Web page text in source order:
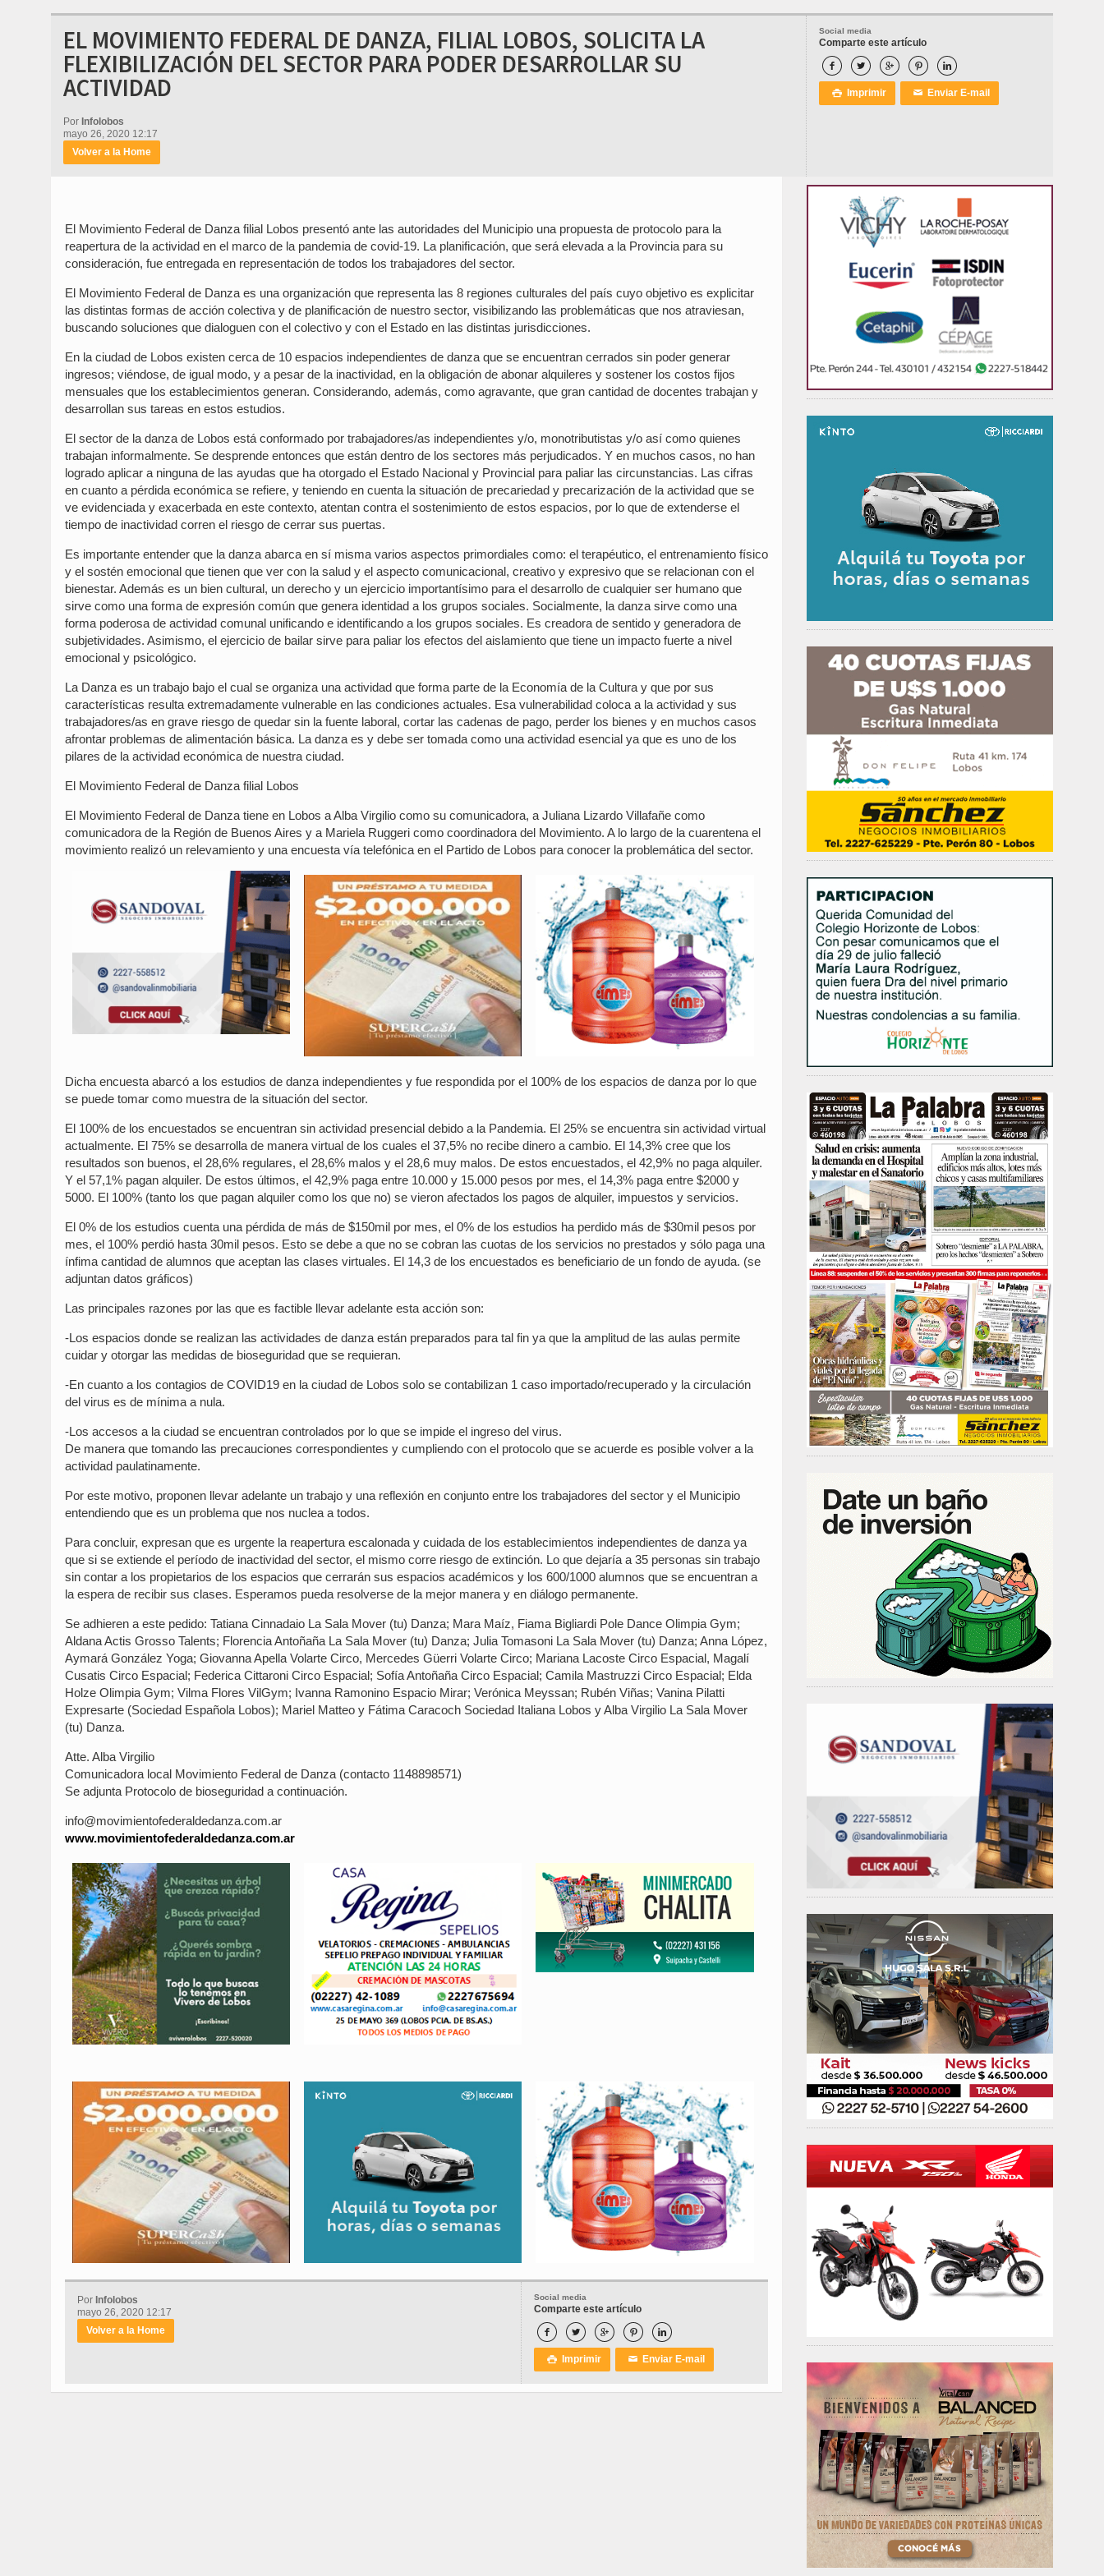
Social media
Comparte este artículo
    
 Imprimir ✉ Enviar E-mail
EL MOVIMIENTO FEDERAL DE DANZA, FILIAL LOBOS, SOLICITA LA
FLEXIBILIZACIÓN DEL SECTOR PARA PODER DESARROLLAR SU
ACTIVIDAD
Por Infolobos
mayo 26, 2020 12:17
Volver a la Home
El Movimiento Federal de Danza filial Lobos presentó ante las autoridades del Municipio una propuesta de protocolo para la
reapertura de la actividad en el marco de la pandemia de covid-19. La planificación, que será elevada a la Provincia para su
consideración, fue entregada en representación de todos los trabajadores del sector.
El Movimiento Federal de Danza es una organización que representa las 8 regiones culturales del país cuyo objetivo es explicitar
las distintas formas de acción colectiva y de planificación de nuestro sector, visibilizando las problemáticas que nos atraviesan,
buscando soluciones que dialoguen con el colectivo y con el Estado en las distintas jurisdicciones.
En la ciudad de Lobos existen cerca de 10 espacios independientes de danza que se encuentran cerrados sin poder generar
ingresos; viéndose, de igual modo, y a pesar de la inactividad, en la obligación de abonar alquileres y sostener los costos fijos
mensuales que los establecimientos generan. Considerando, además, como agravante, que gran cantidad de docentes trabajan y
desarrollan sus tareas en estos estudios.
El sector de la danza de Lobos está conformado por trabajadores/as independientes y/o, monotributistas y/o así como quienes
trabajan informalmente. Se desprende entonces que están dentro de los sectores más perjudicados. Y en muchos casos, no han
logrado aplicar a ninguna de las ayudas que ha otorgado el Estado Nacional y Provincial para paliar las circunstancias. Las cifras
en cuanto a pérdida económica se refiere, y teniendo en cuenta la situación de precariedad y precarización de la actividad que se
ve evidenciada y exacerbada en este contexto, atentan contra el sostenimiento de estos espacios, por lo que de extenderse el
tiempo de inactividad corren el riesgo de cerrar sus puertas.
Es importante entender que la danza abarca en sí misma varios aspectos primordiales como: el terapéutico, el entrenamiento físico
y el sostén emocional que tienen que ver con la salud y el aspecto comunicacional, creativo y expresivo que se relacionan con el
bienestar. Además es un bien cultural, un derecho y un ejercicio importantísimo para el desarrollo de cualquier ser humano que
sirve como una forma de expresión común que genera identidad a los grupos sociales. Socialmente, la danza sirve como una
forma poderosa de actividad comunal unificando e identificando a los grupos sociales. Es creadora de sentido y generadora de
subjetividades. Asimismo, el ejercicio de bailar sirve para paliar los efectos del aislamiento que tiene un impacto fuerte a nivel
emocional y psicológico.
La Danza es un trabajo bajo el cual se organiza una actividad que forma parte de la Economía de la Cultura y que por sus
características resulta extremadamente vulnerable en las condiciones actuales. Esa vulnerabilidad coloca a la actividad y sus
trabajadores/as en grave riesgo de quedar sin la fuente laboral, cortar las cadenas de pago, perder los bienes y en muchos casos
afrontar problemas de alimentación básica. La danza es y debe ser tomada como una actividad esencial ya que es uno de los
pilares de la actividad económica de nuestra ciudad.
El Movimiento Federal de Danza filial Lobos
El Movimiento Federal de Danza tiene en Lobos a Alba Virgilio como su comunicadora, a Juliana Lizardo Villafañe como
comunicadora de la Región de Buenos Aires y a Mariela Ruggeri como coordinadora del Movimiento. A lo largo de la cuarentena el
movimiento realizó un relevamiento y una encuesta vía telefónica en el Partido de Lobos para conocer la problemática del sector.
Dicha encuesta abarcó a los estudios de danza independientes y fue respondida por el 100% de los espacios de danza por lo que
se puede tomar como muestra de la situación del sector.
El 100% de los encuestados se encuentran sin actividad presencial debido a la Pandemia. El 25% se encuentra sin actividad virtual
actualmente. El 75% se desarrolla de manera virtual de los cuales el 37,5% no recibe dinero a cambio. El 14,3% cree que los
resultados son buenos, el 28,6% regulares, el 28,6% malos y el 28,6 muy malos. De estos encuestados, el 42,9% no paga alquiler.
Y el 57,1% pagan alquiler. De estos últimos, el 42,9% paga entre 10.000 y 15.000 pesos por mes, el 14,3% paga entre $2000 y
5000. El 100% (tanto los que pagan alquiler como los que no) se vieron afectados los pagos de alquiler, impuestos y servicios.
El 0% de los estudios cuenta una pérdida de más de $150mil por mes, el 0% de los estudios ha perdido más de $30mil pesos por
mes, el 100% perdió hasta 30mil pesos. Esto se debe a que no se cobran las cuotas de los servicios no prestados y sólo paga una
ínfima cantidad de alumnos que aceptan las clases virtuales. El 14,3 de los encuestados es beneficiario de un fondo de ayuda. (se
adjuntan datos gráficos)
Las principales razones por las que es factible llevar adelante esta acción son:
-Los espacios donde se realizan las actividades de danza están preparados para tal fin ya que la amplitud de las aulas permite
cuidar y otorgar las medidas de bioseguridad que se requieran.
-En cuanto a los contagios de COVID19 en la ciudad de Lobos solo se contabilizan 1 caso importado/recuperado y la circulación
del virus es de mínima a nula.
-Los accesos a la ciudad se encuentran controlados por lo que se impide el ingreso del virus.
De manera que tomando las precauciones correspondientes y cumpliendo con el protocolo que se acuerde es posible volver a la
actividad paulatinamente.
Por este motivo, proponen llevar adelante un trabajo y una reflexión en conjunto entre los trabajadores del sector y el Municipio
entendiendo que es un problema que nos nuclea a todos.
Para concluir, expresan que es urgente la reapertura escalonada y cuidada de los establecimientos independientes de danza ya
que si se extiende el período de inactividad del sector, el mismo corre riesgo de extinción. Lo que dejaría a 35 personas sin trabajo
sin contar a los propietarios de los espacios que cerrarán sus espacios académicos y los 600/1000 alumnos que se encuentran a
la espera de recibir sus clases. Esperamos pueda resolverse de la mejor manera y en diálogo permanente.
Se adhieren a este pedido: Tatiana Cinnadaio La Sala Mover (tu) Danza; Mara Maíz, Fiama Bigliardi Pole Dance Olimpia Gym;
Aldana Actis Grosso Talents; Florencia Antoñaña La Sala Mover (tu) Danza; Julia Tomasoni La Sala Mover (tu) Danza; Anna López,
Aymará González Yoga; Giovanna Apella Volarte Circo, Mercedes Güerri Volarte Circo; Mariana Lacoste Circo Espacial, Magalí
Cusatis Circo Espacial; Federica Cittaroni Circo Espacial; Sofía Antoñaña Circo Espacial; Camila Mastruzzi Circo Espacial; Elda
Holze Olimpia Gym; Vilma Flores VilGym; Ivanna Ramonino Espacio Mirar; Verónica Meyssan; Rubén Viñas; Vanina Pilatti
Expresarte (Sociedad Española Lobos); Mariel Matteo y Fátima Caracoch Sociedad Italiana Lobos y Alba Virgilio La Sala Mover
(tu) Danza.
Atte. Alba Virgilio
Comunicadora local Movimiento Federal de Danza (contacto 1148898571)
Se adjunta Protocolo de bioseguridad a continuación.
info@movimientofederaldedanza.com.ar
www.movimientofederaldedanza.com.ar
Social media
Comparte este artículo
    
 Imprimir ✉ Enviar E-mail
Por Infolobos
mayo 26, 2020 12:17
Volver a la Home